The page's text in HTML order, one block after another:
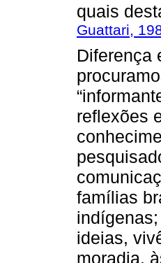
quais
Guattari,
Diferença
reflexões
famílias
ideias,
moradia,